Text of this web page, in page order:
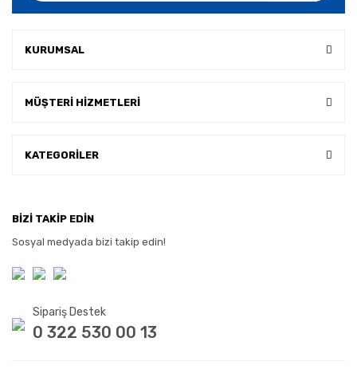
KURUMSAL
MÜŞTERİ HİZMETLERİ
KATEGORİLER
BİZİ TAKİP EDİN
Sosyal medyada bizi takip edin!
Sipariş Destek
0 322 530 00 13